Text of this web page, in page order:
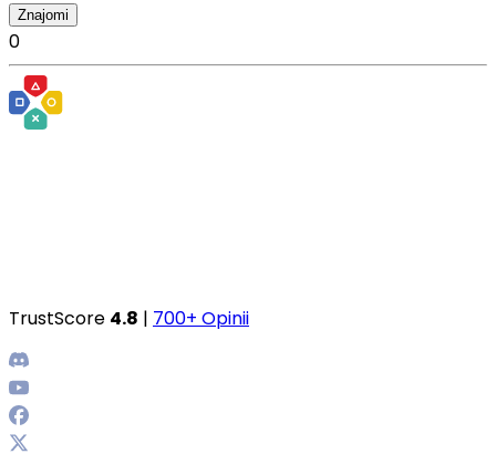
Znajomi
0
TrustScore 4.8 | 700+ Opinii